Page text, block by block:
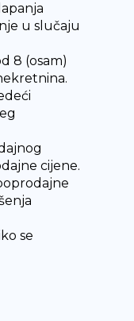
u slučaju
8 (osam)
cijene.
se